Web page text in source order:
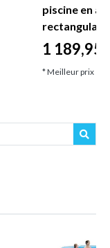
piscine en
1 189,95
* Meilleur prix